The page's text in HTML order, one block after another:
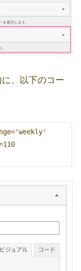
、以下のコー